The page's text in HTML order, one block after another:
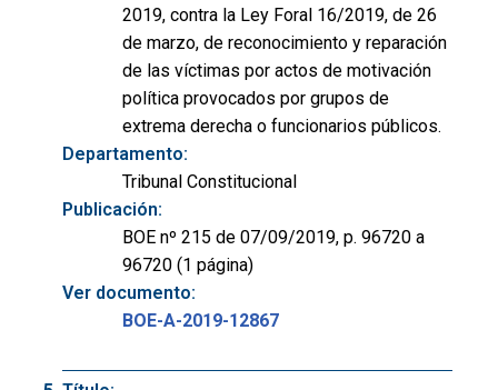
2019, contra la Ley Foral 16/2019, de 26
de marzo, de reconocimiento y reparación
de las víctimas por actos de motivación
política provocados por grupos de
extrema derecha o funcionarios públicos.
Departamento:
Tribunal Constitucional
Publicación:
BOE nº 215 de 07/09/2019, p. 96720 a
96720 (1 página)
Ver documento:
BOE-A-2019-12867